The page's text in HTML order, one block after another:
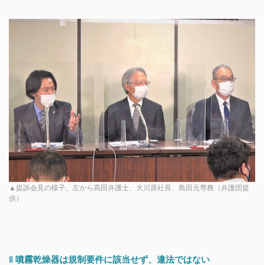
▲提訴会見の様子。左から髙田弁護士、大川原社長、島田元専務（弁護団提
供）
‖ 噴霧乾燥器は規制要件に該当せず、違法ではない